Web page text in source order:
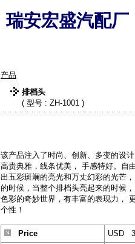
瑞安宏盛汽配厂
产品
排档头
( 型号 : ZH-1001 )
该产品注入了时尚、创新、多变的设
高贵典雅，线条优美， 手感特好。自
出五彩斑斓的亮光和万丈幻彩的光芒
的时候，当整个排档头亮起来的时候
色彩的奇妙世界，有丰富的表现力，
个性！
Price
USD